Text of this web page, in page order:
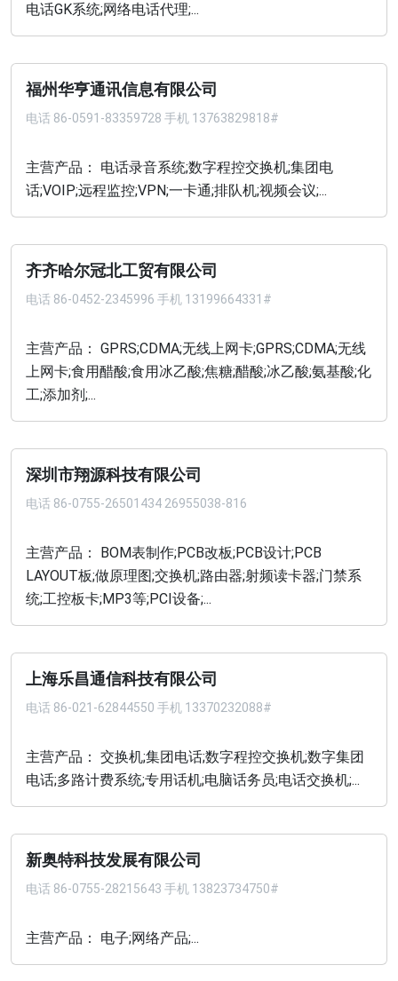
电话GK系统;网络电话代理;...
福州华亨通讯信息有限公司
电话 86-0591-83359728 手机 13763829818#
主营产品： 电话录音系统;数字程控交换机;集团电
话;VOIP;远程监控;VPN;一卡通;排队机;视频会议;...
齐齐哈尔冠北工贸有限公司
电话 86-0452-2345996 手机 13199664331#
主营产品： GPRS;CDMA;无线上网卡;GPRS;CDMA;无线
上网卡;食用醋酸;食用冰乙酸;焦糖;醋酸;冰乙酸;氨基酸;化
工;添加剂;...
深圳市翔源科技有限公司
电话 86-0755-26501434 26955038-816
主营产品： BOM表制作;PCB改板;PCB设计;PCB
LAYOUT板;做原理图;交换机;路由器;射频读卡器;门禁系
统;工控板卡;MP3等;PCI设备;...
上海乐昌通信科技有限公司
电话 86-021-62844550 手机 13370232088#
主营产品： 交换机;集团电话;数字程控交换机;数字集团
电话;多路计费系统;专用话机;电脑话务员;电话交换机;...
新奥特科技发展有限公司
电话 86-0755-28215643 手机 13823734750#
主营产品： 电子;网络产品;...